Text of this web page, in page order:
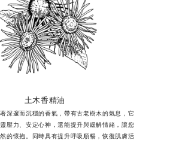
土木香精油
深邃而沉穩的香氣，帶有古老樹木的氣息，它
壓力、安定心神，還能提升與緩解情緒，讓您
的懷抱。同時具有提升呼吸順暢，恢復肌膚活